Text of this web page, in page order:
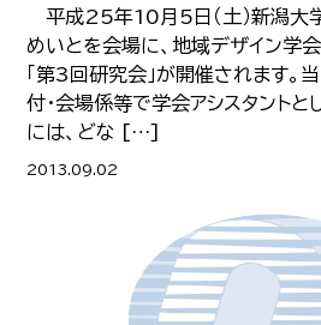
平成25年10月5日（土）新潟大
めいとを会場に、地域デザイン学
「第3回研究会」が開催されます。
付・会場係等で学会アシスタントと
には、どな […]
2013.09.02